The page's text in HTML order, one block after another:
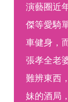
演藝圈近
傑等愛騎
車健身，
張孝全老
難辨東西
妹的酒局